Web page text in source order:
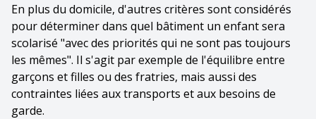
En plus du domicile, d'autres critères sont considérés
pour déterminer dans quel bâtiment un enfant sera
scolarisé "avec des priorités qui ne sont pas toujours
les mêmes". Il s'agit par exemple de l'équilibre entre
garçons et filles ou des fratries, mais aussi des
contraintes liées aux transports et aux besoins de
garde.